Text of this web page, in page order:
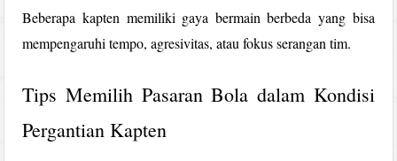
Beberapa kapten memiliki gaya bermain berbeda yang bisa
mempengaruhi tempo, agresivitas, atau fokus serangan tim.
Tips Memilih Pasaran Bola dalam Kondisi
Pergantian Kapten